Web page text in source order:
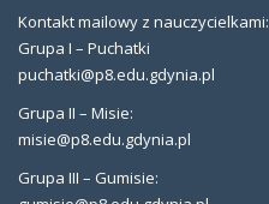
Kontakt mailowy z nauczycielkami:
Grupa I – Puchatki
puchatki@p8.edu.gdynia.pl
Grupa II – Misie:
misie@p8.edu.gdynia.pl
Grupa III – Gumisie: